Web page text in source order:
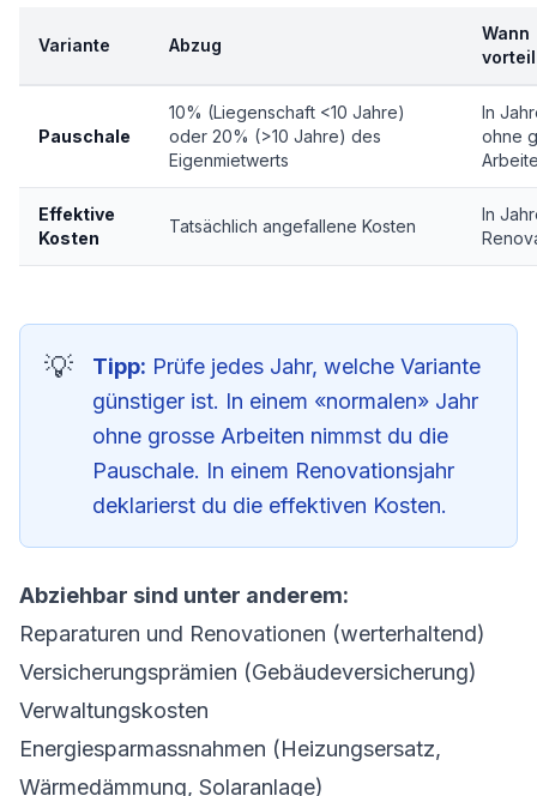
Variante Abzug
Wann
Pauschale
10% (Liegenschaft <10 Jahre)
oder 20% (>10 Jahre) des
Eigenmietwerts
In
ohne
Effektive
Kosten
Tatsächlich angefallene Kosten
In
Tipp: Prüfe jedes Jahr, welche Variante
günstiger ist. In einem «normalen» Jahr
ohne grosse Arbeiten nimmst du die
Pauschale. In einem Renovationsjahr
deklarierst du die effektiven Kosten.
Abziehbar sind unter anderem:
Reparaturen und Renovationen (werterhaltend)
Versicherungsprämien (Gebäudeversicherung)
Verwaltungskosten
Energiesparmassnahmen (Heizungsersatz,
Wärmedämmung, Solaranlage)